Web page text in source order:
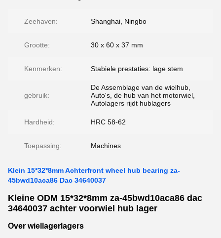
Zeehaven: Shanghai, Ningbo
Grootte: 30 x 60 x 37 mm
Kenmerken: Stabiele prestaties: lage stem
gebruik:
De Assemblage van de wielhub,
Auto's, de hub van het motorwiel,
Autolagers rijdt hublagers
Hardheid: HRC 58-62
Toepassing: Machines
Klein 15*32*8mm Achterfront wheel hub bearing za-
45bwd10aca86 Dac 34640037
Kleine ODM 15*32*8mm za-45bwd10aca86 dac
34640037 achter voorwiel hub lager
Over wiellagerlagers